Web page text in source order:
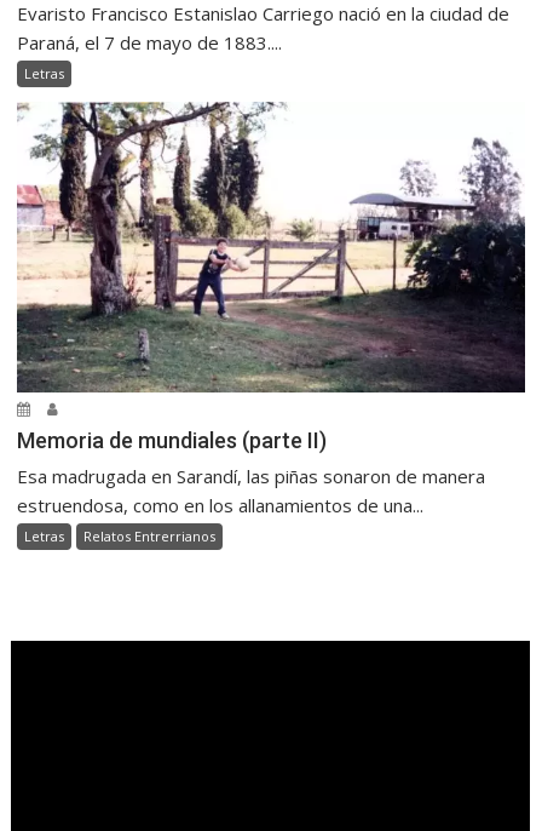
Evaristo Francisco Estanislao Carriego nació en la ciudad de
Paraná, el 7 de mayo de 1883....
Letras
Memoria de mundiales (parte II)
Esa madrugada en Sarandí, las piñas sonaron de manera
estruendosa, como en los allanamientos de una...
Letras Relatos Entrerrianos